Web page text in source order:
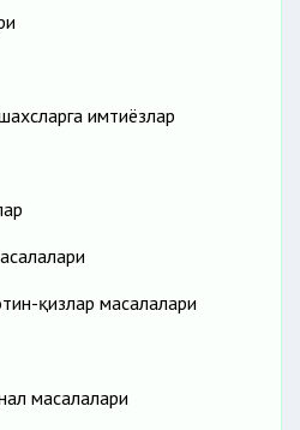
имтиёзлар
қизлар масалалари
масалалари